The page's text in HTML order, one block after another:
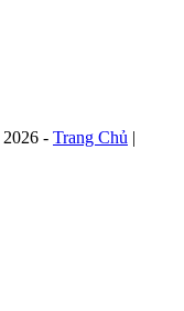
2026 - Trang Chủ |